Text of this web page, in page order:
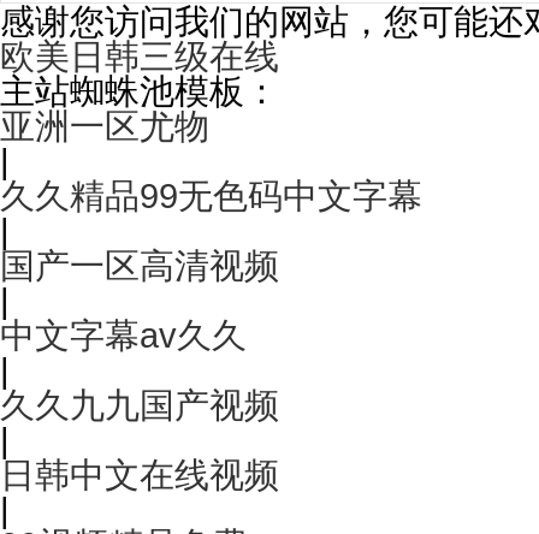
感谢您访问我们的网站，您可能还
欧美日韩三级在线
主站蜘蛛池模板：
亚洲一区尤物
|
久久精品99无色码中文字幕
|
国产一区高清视频
|
中文字幕av久久
|
久久九九国产视频
|
日韩中文在线视频
|